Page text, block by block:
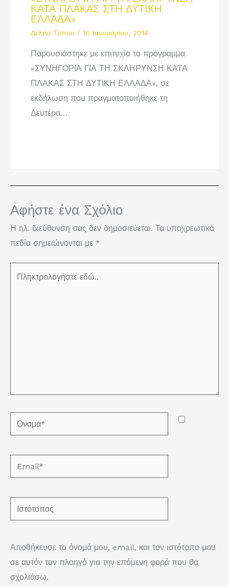
ΚΑΤΑ ΠΛΑΚΑΣ ΣΤΗ ΔΥΤΙΚΗ
ΕΛΛΑΔΑ»
Δελτίο Τύπου / 10 Ιανουαρίου, 2014
Παρουσιάστηκε με επιτυχία το πρόγραμμα
«ΣΥΝΗΓΟΡΙΑ ΓΙΑ ΤΗ ΣΚΛΗΡΥΝΣΗ ΚΑΤΑ
ΠΛΑΚΑΣ ΣΤΗ ΔΥΤΙΚΗ ΕΛΛΑΔΑ», σε
εκδήλωση που πραγματοποιήθηκε τη
Δευτέρα…
Αφήστε ένα Σχόλιο
Η ηλ. διεύθυνση σας δεν δημοσιεύεται. Τα υποχρεωτικά
πεδία σημειώνονται με *
Όνομα*
Email*
Ιστότοπος
Αποθήκευσε το όνομά μου, email, και τον ιστότοπο μου
σε αυτόν τον πλοηγό για την επόμενη φορά που θα
σχολιάσω.